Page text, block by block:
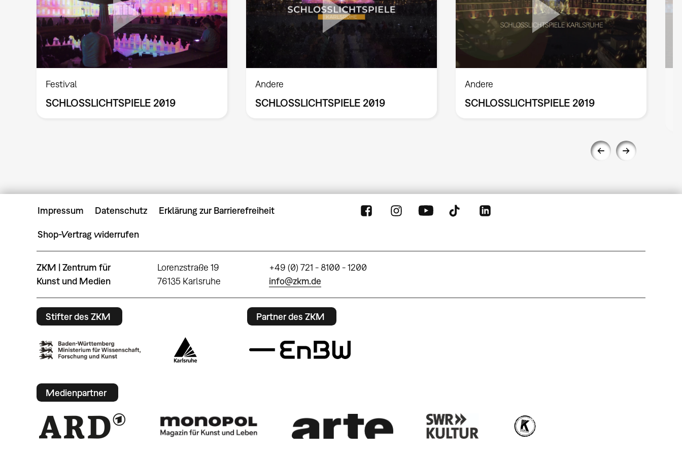
Festival
SCHLOSSLICHTSPIELE 2019
Andere
SCHLOSSLICHTSPIELE 2019
Andere
SCHLOSSLICHTSPIELE 2019
Impressum Datenschutz Erklärung zur Barrierefreiheit
Shop-Vertrag widerrufen
ZKM | Zentrum für
Kunst und Medien
Lorenzstraße 19
76135 Karlsruhe
+49 (0) 721 - 8100 - 1200
info@zkm.de
Stifter des ZKM Partner des ZKM
Medienpartner